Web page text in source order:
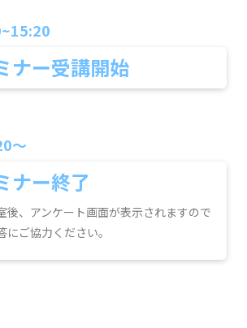
ナー受講開始
～
ナー終了
後、アンケート画面が表示されますので
にご協力ください。